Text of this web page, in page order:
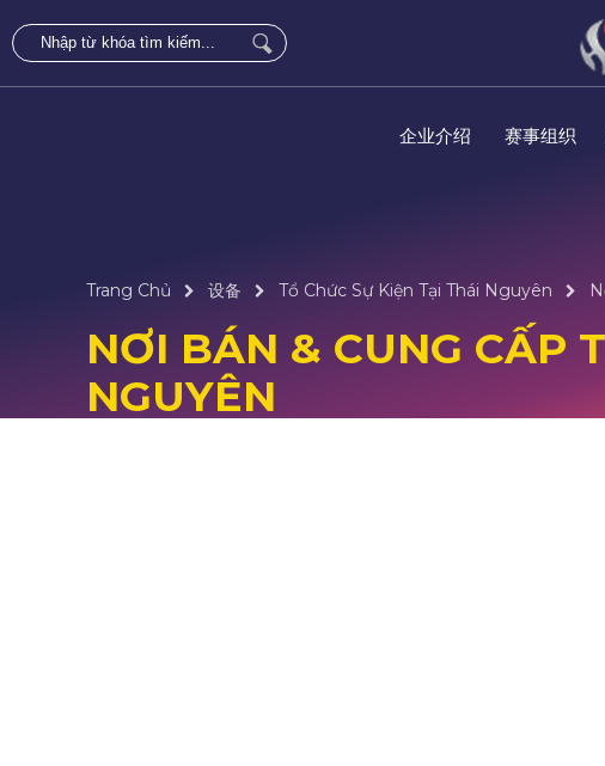
企业介绍 赛事组织
Trang Chủ 设备 Tổ Chức Sự Kiện Tại Thái Nguyên
NƠI BÁN & CUNG CẤP
NGUYÊN